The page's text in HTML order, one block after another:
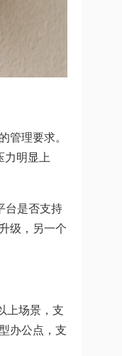
管理要求。
力明显上
台是否支持
级，另一个
上场景，支
办公点，支